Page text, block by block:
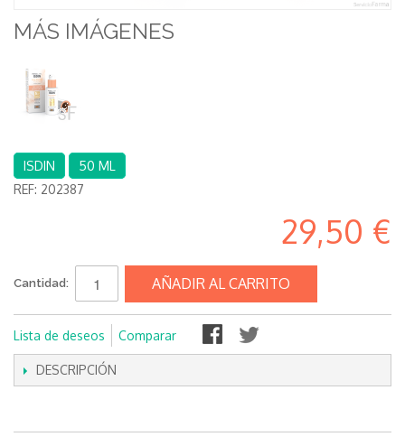
MÁS IMÁGENES
ISDIN
50 ML
REF: 202387
29,50 €
Cantidad: AÑADIR AL CARRITO
Lista de deseos Comparar
DESCRIPCIÓN